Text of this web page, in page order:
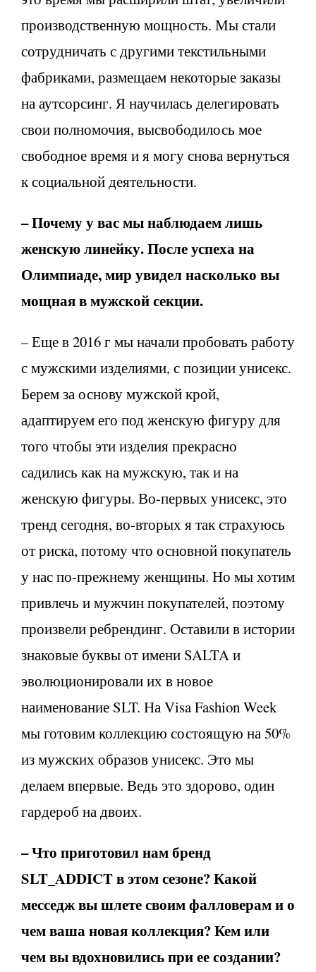
производственную мощность. Мы стали
сотрудничать с другими текстильными
фабриками, размещаем некоторые заказы
на аутсорсинг. Я научилась делегировать
свои полномочия, высвободилось мое
свободное время и я могу снова вернуться
к социальной деятельности.
– Почему у вас мы наблюдаем лишь
женскую линейку. После успеха на
Олимпиаде, мир увидел насколько вы
мощная в мужской секции.
– Еще в 2016 г мы начали пробовать работу
с мужскими изделиями, с позиции унисекс.
Берем за основу мужской крой,
адаптируем его под женскую фигуру для
того чтобы эти изделия прекрасно
садились как на мужскую, так и на
женскую фигуры. Во-первых унисекс, это
тренд сегодня, во-вторых я так страхуюсь
от риска, потому что основной покупатель
у нас по-прежнему женщины. Но мы хотим
привлечь и мужчин покупателей, поэтому
произвели ребрендинг. Оставили в истории
знаковые буквы от имени SALTA и
эволюционировали их в новое
наименование SLT. На Visa Fashion Week
мы готовим коллекцию состоящую на 50%
из мужских образов унисекс. Это мы
делаем впервые. Ведь это здорово, один
гардероб на двоих.
– Что приготовил нам бренд
SLT_ADDICT в этом сезоне? Какой
месседж вы шлете своим фалловерам и о
чем ваша новая коллекция? Кем или
чем вы вдохновились при ее создании?